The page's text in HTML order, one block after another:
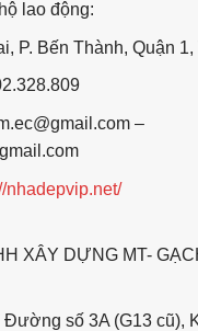
lao động:
P. Bến Thành, Quận 1,
–
nhadepvip.net/
XÂY DỰNG MT-
Đường số 3A (G13 cũ),